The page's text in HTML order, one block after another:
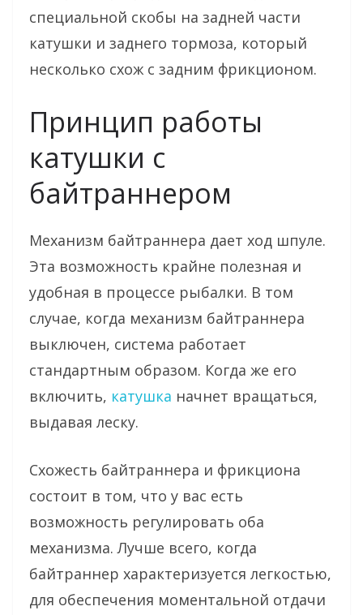
специальной скобы на задней части
катушки и заднего тормоза, который
несколько схож с задним фрикционом.
Принцип работы
катушки с
байтраннером
Механизм байтраннера дает ход шпуле.
Эта возможность крайне полезная и
удобная в процессе рыбалки. В том
случае, когда механизм байтраннера
выключен, система работает
стандартным образом. Когда же его
включить, катушка начнет вращаться,
выдавая леску.
Схожесть байтраннера и фрикциона
состоит в том, что у вас есть
возможность регулировать оба
механизма. Лучше всего, когда
байтраннер характеризуется легкостью,
для обеспечения моментальной отдачи